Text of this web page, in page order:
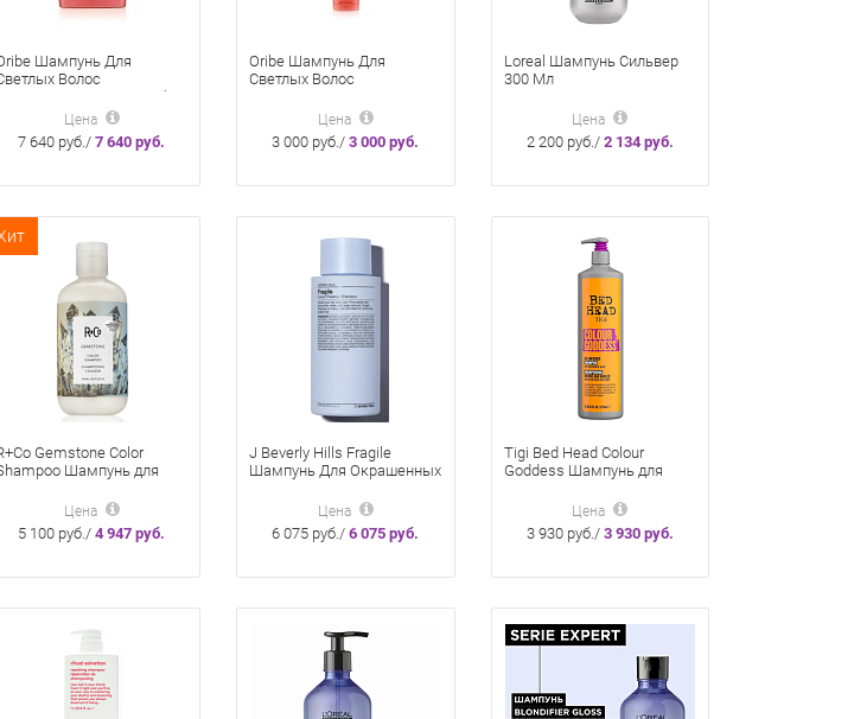
Шампунь Для
Волос
Великолепие Цвета Bright
Blonde Shampoo 250 Мл
Цена
7 640 руб./7 640 руб.
Oribe Шампунь Для
Светлых Волос
Цена
3 000 руб./3 000 руб.
Loreal Шампунь Сильвер
300 Мл
Цена
2 200 руб./ 2 134 руб.
Gemstone Color
Шампунь для
Цена
5 100 руб./4 947 руб.
J Beverly Hills Fragile
Шампунь Для Окрашенных
Цена
6 075 руб./6 075 руб.
Tigi Bed Head Colour
Goddess Шампунь для
Цена
3 930 руб./ 3 930 руб.